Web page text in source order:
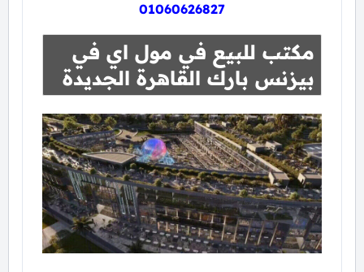
01060626827
مكتب للبيع في مول اي في
بيزنس بارك القاهرة الجديدة